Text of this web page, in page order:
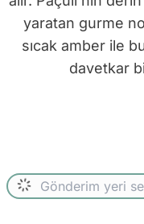
yaratan gurme
sıcak amber ile
davetkar